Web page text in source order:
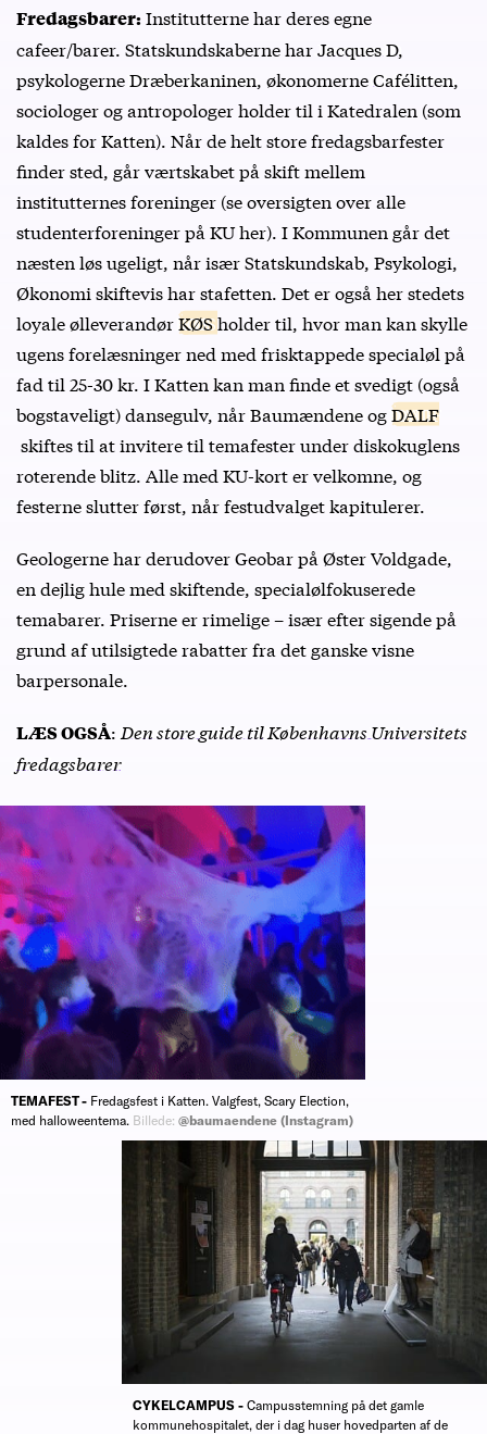
Fredagsbarer:Institutterne har deres egne
cafeer/barer. Statskundskaberne harJacques D,
psykologerneDræberkaninen, økonomerneCafélitten,
sociologer og antropologer holder til i Katedralen (som
kaldes forKatten). Når de helt store fredagsbarfester
finder sted, går værtskabet på skift mellem
institutternes foreninger (se oversigten over alle
studenterforeninger på KUher). I Kommunen går det
næsten løs ugeligt, når især Statskundskab, Psykologi,
Økonomi skiftevis har stafetten. Det er også her stedets
loyale ølleverandørKØSholder til, hvor man kan skylle
ugens forelæsninger ned med frisktappede specialøl på
fad til 25-30 kr. I Katten kan man finde et svedigt (også
bogstaveligt) dansegulv, nårBaumændeneogDALF
skiftes til at invitere til temafester under diskokuglens
roterende blitz. Alle med KU-kort er velkomne, og
festerne slutter først, når festudvalget kapitulerer.
Geologerne har derudover Geobar på Øster Voldgade,
en dejlig hule med skiftende, specialølfokuserede
temabarer. Priserne er rimelige – især efter sigende på
grund af utilsigtede rabatter fra det ganske visne
barpersonale.
LÆS OGSÅ: Den store guide til Københavns Universitets
fredagsbarer
TEMAFEST - Fredagsfest i Katten. Valgfest, Scary Election,
med halloweentema. Billede: @baumaendene (Instagram)
CYKELCAMPUS - Campusstemning på det gamle
kommunehospitalet, der i dag huser hovedparten af de